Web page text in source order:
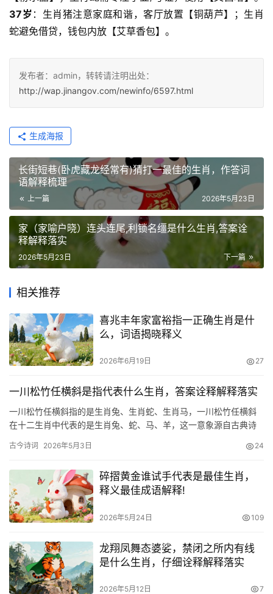
37岁 ：生肖猪注意家庭和谐，客厅放置【铜葫芦】；生肖
蛇避免借贷，钱包内放【艾草香包】。
发布者：admin，转转请注明出处：
http://wap.jinangov.com/newinfo/6597.html
生成海报
长街短巷(卧虎藏龙经常有)猜打一最佳的生肖，作答词
语解释梳理
上一篇 2026年5月23日
家（家喻户晓）连头连尾,利锁名缰是什么生肖,答案诠
释解释落实
下一篇
2026年5月23日
相关推荐
喜兆丰年家富裕指一正确生肖是什
么，词语揭晓释义
2026年6月19日 27
一川松竹任横斜是指代表什么生肖，答案诠释解释落实
一川松竹任横斜指的是生肖兔、生肖蛇、生肖马，一川松竹任横斜
在十二生肖中代表的是生肖兔、蛇、马、羊，这一意象源自古典诗
古今诗词 2026年5月3日 24
碎摺黄金谁试手代表是最佳生肖，
释义最佳成语解释!
2026年5月24日 109
龙翔凤舞态婆娑，禁闭之所内有线
是什么生肖，仔细诠释解释落实
2026年5月12日 7